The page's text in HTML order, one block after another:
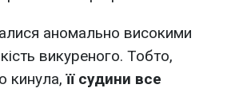
аномально високими
викуреного. Тобто,
кинула,її судини все